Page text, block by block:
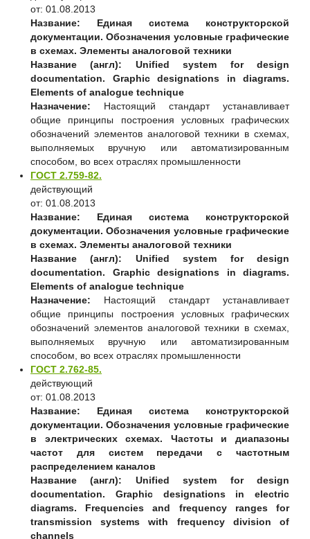
от: 01.08.2013
Название:
Единая система конструкторской
документации. Обозначения условные графические
в схемах. Элементы аналоговой техники
Название (англ):
Unified system for design
documentation. Graphic designations in diagrams.
Elements of analogue technique
Назначение: Настоящий стандарт устанавливает
общие принципы построения условных графических
обозначений элементов аналоговой техники в схемах,
выполняемых вручную или автоматизированным
способом, во всех отраслях промышленности
ГОСТ 2.759-82.
действующий
от: 01.08.2013
Название:
Единая система конструкторской
документации. Обозначения условные графические
в схемах. Элементы аналоговой техники
Название (англ):
Unified system for design
documentation. Graphic designations in diagrams.
Elements of analogue technique
Назначение: Настоящий стандарт устанавливает
общие принципы построения условных графических
обозначений элементов аналоговой техники в схемах,
выполняемых вручную или автоматизированным
способом, во всех отраслях промышленности
ГОСТ 2.762-85.
действующий
от: 01.08.2013
Название:
Единая система конструкторской
документации. Обозначения условные графические
в электрических схемах. Частоты и диапазоны
частот для систем передачи с частотным
распределением каналов
Название (англ):
Unified system for design
documentation. Graphic designations in electric
diagrams. Frequencies and frequency ranges for
transmission systems with frequency division of
channels